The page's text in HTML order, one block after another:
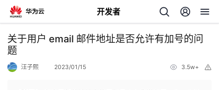
开发者
返
回
关于用户 email 邮件地址是否允许有加号的问
题
汪子熙 2023/01/15 3.5w+